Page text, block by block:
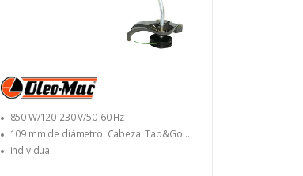
850 W/120-230 V/50-60 Hz
109 mm de diámetro. Cabezal Tap&Go
con 1,60 mm de diámetro. línea
individual